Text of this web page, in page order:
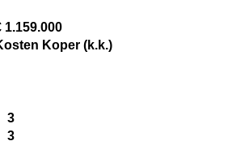
1.159.000
Koper (k.k.)
3
3